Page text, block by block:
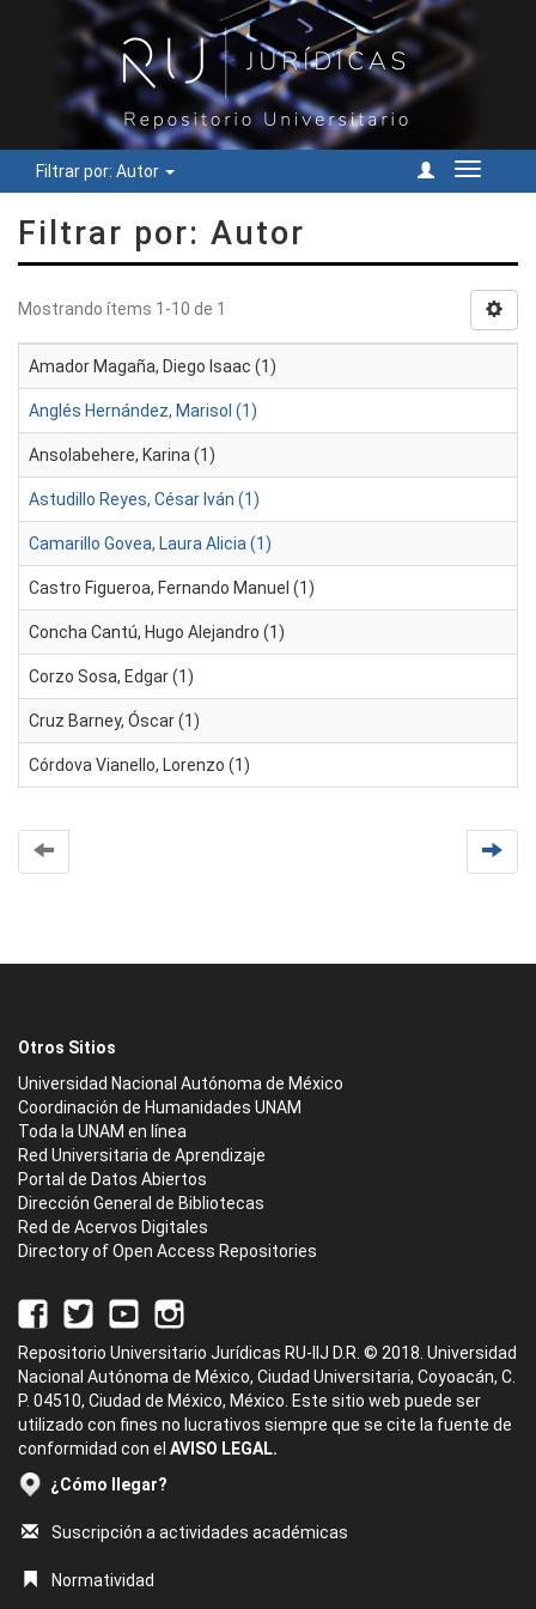
Filtrar por: Autor
Cambiar
Filtrar por: Autor
Mostrando ítems 1-10 de 1
Amador Magaña, Diego Isaac (1)
Anglés Hernández, Marisol (1)
Ansolabehere, Karina (1)
Astudillo Reyes, César Iván (1)
Camarillo Govea, Laura Alicia (1)
Castro Figueroa, Fernando Manuel (1)
Concha Cantú, Hugo Alejandro (1)
Corzo Sosa, Edgar (1)
Cruz Barney, Óscar (1)
Córdova Vianello, Lorenzo (1)
Otros Sitios
Universidad Nacional Autónoma de México
Coordinación de Humanidades UNAM
Toda la UNAM en línea
Red Universitaria de Aprendizaje
Portal de Datos Abiertos
Dirección General de Bibliotecas
Red de Acervos Digitales
Directory of Open Access Repositories
Repositorio Universitario Jurídicas RU-IIJ D.R. © 2018. Universidad
Nacional Autónoma de México, Ciudad Universitaria, Coyoacán, C.
P. 04510, Ciudad de México, México. Este sitio web puede ser
utilizado con fines no lucrativos siempre que se cite la fuente de
conformidad con el AVISO LEGAL.
¿Cómo llegar?
Suscripción a actividades académicas
Normatividad